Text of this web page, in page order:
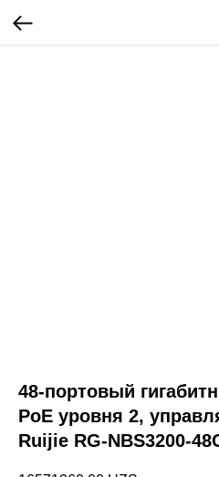
48-портовый
PoE уровня 2,
Ruijie RG-NBS3200-